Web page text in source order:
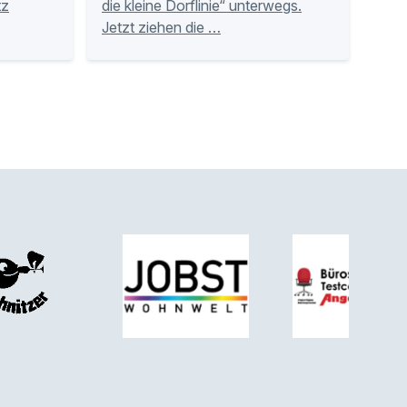
die kleine Dorflinie“ unterwegs.
Jetzt ziehen die …